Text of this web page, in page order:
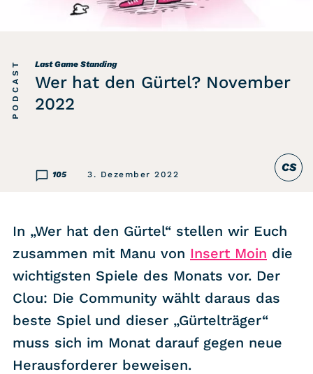
Hören
WASTED WEEKLY
Last Game Standing
Top 5
Random
RSS-Feed
COMMUNITY
Last Game Standing
Wer hat den Gürtel? November
2022
105 3. Dezember 2022
PODCAST
CS
In „Wer hat den Gürtel“ stellen wir Euch
zusammen mit Manu von Insert Moin die
wichtigsten Spiele des Monats vor. Der
Clou: Die Community wählt daraus das
beste Spiel und dieser „Gürtelträger“
muss sich im Monat darauf gegen neue
Herausforderer beweisen.